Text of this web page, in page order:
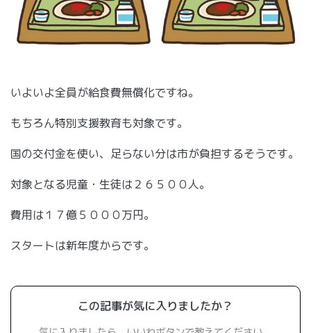
いよいよ全員が給食費無償化ですね。
もちろん特別支援教育も対象です。
国の交付金を使い、足らない分は市が負担するそうです。
対象となる児童・生徒は２６５００人。
費用は１７億５０００万円。
スタートは新年度からです。
この記事が気に入りましたか？